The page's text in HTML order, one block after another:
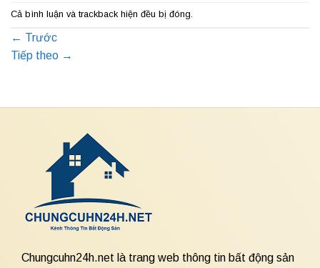
Cả bình luận và trackback hiện đều bị đóng.
← Trước
Tiếp theo →
Chungcuhn24h.net là trang web thông tin bất động sản